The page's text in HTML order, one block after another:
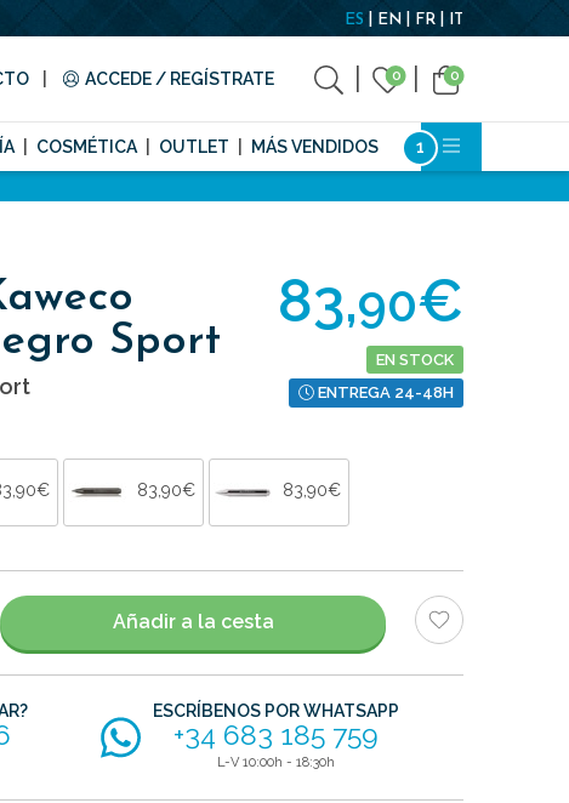
ES EN FR IT
ACCEDE / REGÍSTRATE 0 0
COSMÉTICA OUTLET MÁS VENDIDOS
Sport
83,90€
EN STOCK
ENTREGA 24-48H
83,90€ 83,90€
Añadir a la cesta
ESCRÍBENOS POR WHATSAPP
+34 683 185 759
L-V 10:00h - 18:30h